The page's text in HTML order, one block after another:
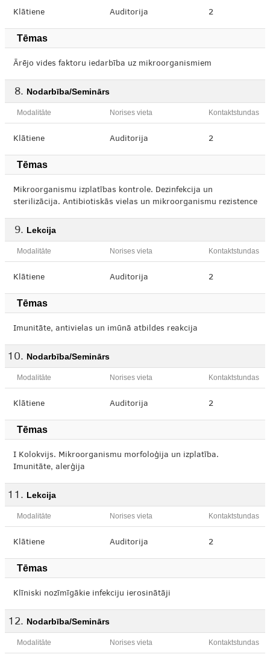
Klātiene Auditorija 2
Tēmas
Ārējo vides faktoru iedarbība uz mikroorganismiem
Nodarbība/Seminārs
Modalitāte Norises vieta Kontaktstundas
Klātiene Auditorija 2
Tēmas
Mikroorganismu izplatības kontrole. Dezinfekcija un
sterilizācija. Antibiotiskās vielas un mikroorganismu rezistence
Lekcija
Modalitāte Norises vieta Kontaktstundas
Klātiene Auditorija 2
Tēmas
Imunitāte, antivielas un imūnā atbildes reakcija
Nodarbība/Seminārs
Modalitāte Norises vieta Kontaktstundas
Klātiene Auditorija 2
Tēmas
I Kolokvijs. Mikroorganismu morfoloģija un izplatība.
Imunitāte, alerģija
Lekcija
Modalitāte Norises vieta Kontaktstundas
Klātiene Auditorija 2
Tēmas
Klīniski nozīmīgākie infekciju ierosinātāji
Nodarbība/Seminārs
Modalitāte Norises vieta Kontaktstundas